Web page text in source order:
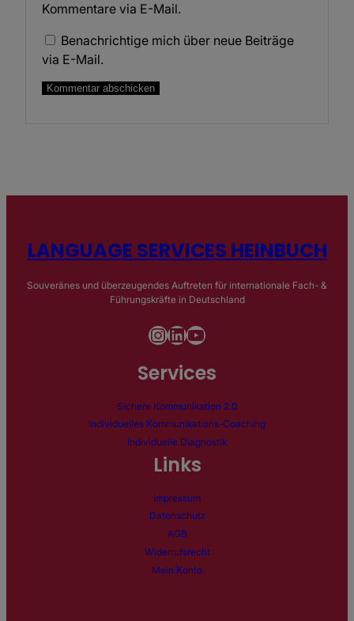
Kommentare via E-Mail.
Benachrichtige mich über neue Beiträge
via E-Mail.
LANGUAGE SERVICES HEINBUCH
Souveränes und überzeugendes Auftreten für internationale Fach- &
Führungskräfte in Deutschland
InstagramLinkedIn YouTube
Services
Sichere Kommunikation 2.0
Individuelles Kommunikations-Coaching
Individuelle Diagnostik
Links
Impressum
Datenschutz
AGB
Widerrufsrecht
Mein Konto